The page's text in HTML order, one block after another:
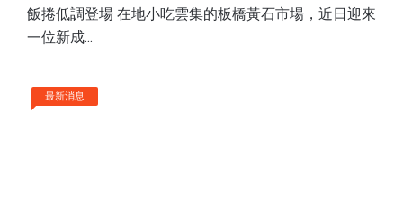
飯捲低調登場 在地小吃雲集的板橋黃石市場，近日迎來
一位新成...
最新消息